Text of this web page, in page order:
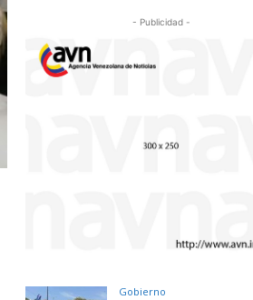
- Publicidad -
Gobierno